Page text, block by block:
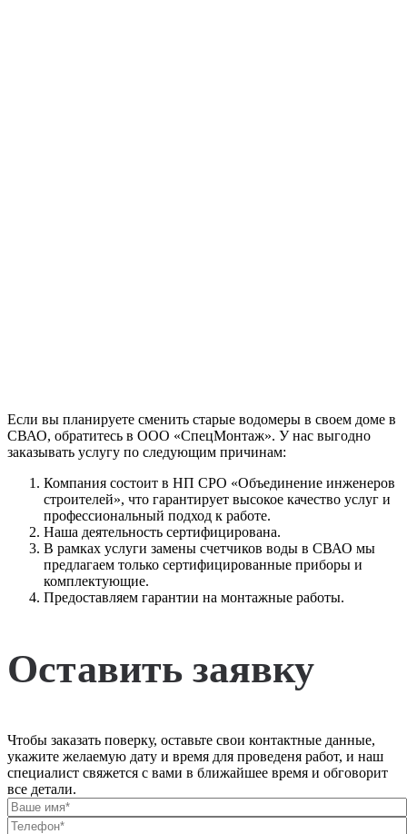
Если вы планируете сменить старые водомеры в своем доме в
СВАО, обратитесь в ООО «СпецМонтаж». У нас выгодно
заказывать услугу по следующим причинам:
Компания состоит в НП СРО «Объединение инженеров
строителей», что гарантирует высокое качество услуг и
профессиональный подход к работе.
Наша деятельность сертифицирована.
В рамках услуги замены счетчиков воды в СВАО мы
предлагаем только сертифицированные приборы и
комплектующие.
Предоставляем гарантии на монтажные работы.
Оставить заявку
Чтобы заказать поверку, оставьте свои контактные данные,
укажите желаемую дату и время для проведеня работ, и наш
специалист свяжется с вами в ближайшее время и обговорит
все детали.